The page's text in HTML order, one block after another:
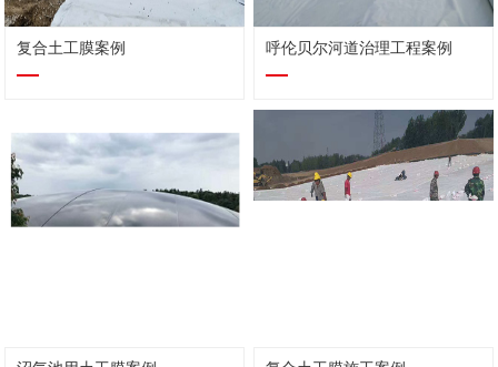
复合土工膜案例 呼伦贝尔河道治理工程案例